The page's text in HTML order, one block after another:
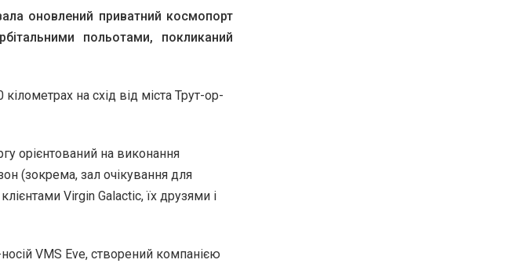
оновлений приватний космопорт
польотами, покликаний
на схід від міста Трут-ор-
орієнтований на виконання
(зокрема, зал очікування для
Virgin Galactic, їх друзями і
VMS Eve, створений компанією